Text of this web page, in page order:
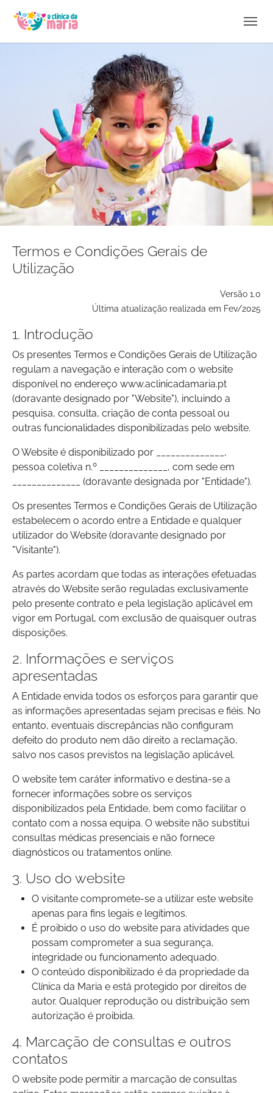
Termos e Condições Gerais de
Utilização
Versão 1.0
Última atualização realizada em Fev/2025
1. Introdução
Os presentes Termos e Condições Gerais de Utilização
regulam a navegação e interação com o website
disponível no endereço www.aclinicadamaria.pt
(doravante designado por "Website"), incluindo a
pesquisa, consulta, criação de conta pessoal ou
outras funcionalidades disponibilizadas pelo website.
O Website é disponibilizado por ______________,
pessoa coletiva n.º ______________, com sede em
______________ (doravante designada por "Entidade").
Os presentes Termos e Condições Gerais de Utilização
estabelecem o acordo entre a Entidade e qualquer
utilizador do Website (doravante designado por
"Visitante").
As partes acordam que todas as interações efetuadas
através do Website serão reguladas exclusivamente
pelo presente contrato e pela legislação aplicável em
vigor em Portugal, com exclusão de quaisquer outras
disposições.
2. Informações e serviços
apresentadas
A Entidade envida todos os esforços para garantir que
as informações apresentadas sejam precisas e fiéis. No
entanto, eventuais discrepâncias não configuram
defeito do produto nem dão direito a reclamação,
salvo nos casos previstos na legislação aplicável.
O website tem caráter informativo e destina-se a
fornecer informações sobre os serviços
disponibilizados pela Entidade, bem como facilitar o
contato com a nossa equipa. O website não substitui
consultas médicas presenciais e não fornece
diagnósticos ou tratamentos online.
3. Uso do website
O visitante compromete-se a utilizar este website
apenas para fins legais e legítimos.
É proibido o uso do website para atividades que
possam comprometer a sua segurança,
integridade ou funcionamento adequado.
O conteúdo disponibilizado é da propriedade da
Clínica da Maria e está protegido por direitos de
autor. Qualquer reprodução ou distribuição sem
autorização é proibida.
4. Marcação de consultas e outros
contatos
O website pode permitir a marcação de consultas